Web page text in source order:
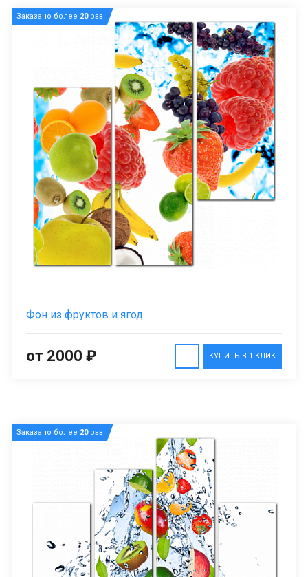
Заказано более 20раз
Фон из фруктов и ягод
КУПИТЬ В 1 КЛИК
от 2000 ₽
Заказано более 20раз